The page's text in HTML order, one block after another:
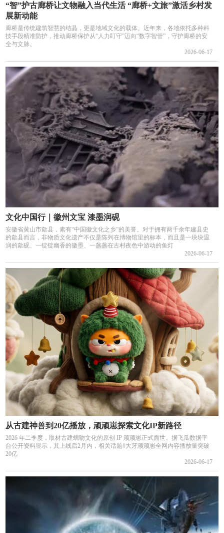
“智”护古廊桥让文物融入当代生活 “廊桥+文旅”激活乡村发
展新动能
廊桥是传统建筑智慧的结晶，更是地域文化的载体。近年来，各地依托多种科
技手段精准防护，推动廊桥保护从“人力盯守”迈向“数字智管”，守护廊桥的安
全与文脉。
2026-06-17
文化中国行｜徽州文宝 漆墨润砚
安徽省黄山市歙县，素有“中国徽文化之乡”的美誉。对于拥有两千余年建县史
的歙县而言，非物质文化遗产不仅是陈列在博物馆里的标本，而且是一块块温
润的歙砚、一锭锭幽香的徽墨、一盏盏在古村夜色中游动的鱼灯
2026-06-17
从古建神兽到20亿播放，顽顽崽探索文化IP新路径
2026 年二季度，取材古建螭吻文化的原创 IP 顽顽崽正式面世。据飞瓜数据平
台公开资料显示，其上线后2月内，相关话题#大牙顽顽崽全网内容播放量突破
20亿
2026-06-17